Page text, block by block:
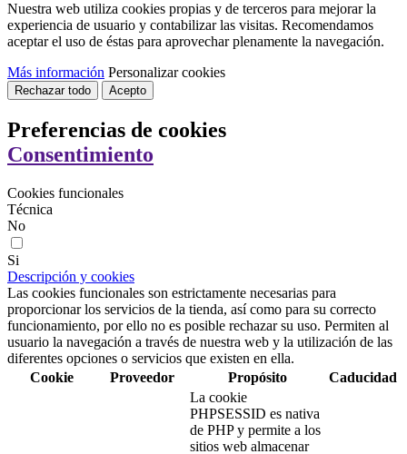
Nuestra web utiliza cookies propias y de terceros para mejorar la
experiencia de usuario y contabilizar las visitas. Recomendamos
aceptar el uso de éstas para aprovechar plenamente la navegación.
Más información Personalizar cookies
Rechazar todo Acepto
Preferencias de cookies
Consentimiento
Cookies funcionales
Técnica
No
Si
Descripción y cookies
Las cookies funcionales son estrictamente necesarias para
proporcionar los servicios de la tienda, así como para su correcto
funcionamiento, por ello no es posible rechazar su uso. Permiten al
usuario la navegación a través de nuestra web y la utilización de las
diferentes opciones o servicios que existen en ella.
Cookie
Proveedor Propósito Caducidad
La cookie
PHPSESSID es nativa
de PHP y permite a los
sitios web almacenar